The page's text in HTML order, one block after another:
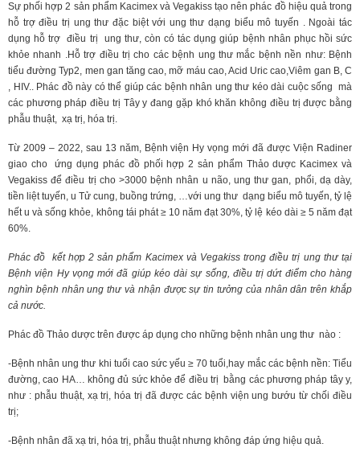
Sự phối hợp 2 sản phẩm Kacimex và Vegakiss tạo nên phác đồ hiệu quả trong
hỗ trợ điều trị ung thư đặc biệt với ung thư dạng biểu mô tuyến . Ngoài tác
dụng hỗ trợ điều trị ung thư, còn có tác dụng giúp bệnh nhân phục hồi sức
khỏe nhanh .Hỗ trợ điều trị cho các bệnh ung thư mắc bệnh nền như: Bệnh
tiểu đường Typ2, men gan tăng cao, mỡ máu cao, Acid Uric cao,Viêm gan B, C
, HIV.. Phác đồ này có thể giúp các bệnh nhân ung thư kéo dài cuộc sống mà
các phương pháp điều trị Tây y đang gặp khó khăn không điều trị được bằng
phẫu thuật, xạ trị, hóa trị.
Từ 2009 – 2022, sau 13 năm, Bệnh viện Hy vọng mới đã được Viện Radiner
giao cho ứng dụng phác đồ phối hợp 2 sản phẩm Thảo dược Kacimex và
Vegakiss để điều trị cho >3000 bệnh nhân u não, ung thư gan, phổi, dạ dày,
tiền liệt tuyến, u Tử cung, buồng trứng, …với ung thư dạng biểu mô tuyến, tỷ lệ
hết u và sống khỏe, không tái phát ≥ 10 năm đạt 30%, tỷ lệ kéo dài ≥ 5 năm đạt
60%.
Phác đồ kết hợp 2 sản phẩm Kacimex và Vegakiss trong điều trị ung thư tại
Bệnh viện Hy vọng mới đã giúp kéo dài sự sống, điều trị dứt điểm cho hàng
nghìn bệnh nhân ung thư và nhận được sự tin tưởng của nhân dân trên khắp
cả nước.
Phác đồ Thảo dược trên được áp dụng cho những bệnh nhân ung thư nào :
-Bệnh nhân ung thư khi tuổi cao sức yếu ≥ 70 tuổi,hay mắc các bệnh nền: Tiểu
đường, cao HA… không đủ sức khỏe để điều trị bằng các phương pháp tây y,
như : phẫu thuật, xạ trị, hóa trị đã được các bệnh viện ung bướu từ chối điều
trị;
-Bệnh nhân đã xạ tri, hóa trị, phẫu thuật nhưng không đáp ứng hiệu quả.